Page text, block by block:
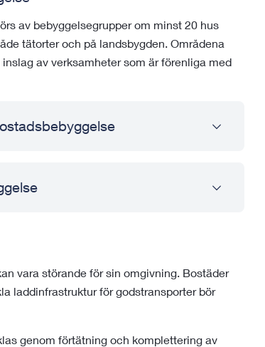
av bebyggelsegrupper om minst 20 hus
tätorter och på landsbygden. Områdena
av verksamheter som är förenliga med
vara störande för sin omgivning. Bostäder
laddinfrastruktur för godstransporter bör
genom förtätning och komplettering av